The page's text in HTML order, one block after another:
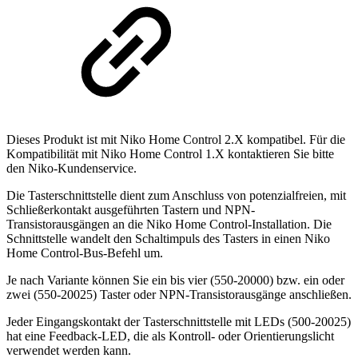
Dieses Produkt ist mit Niko Home Control 2.X kompatibel. Für die
Kompatibilität mit Niko Home Control 1.X kontaktieren Sie bitte
den Niko-Kundenservice.
Die Tasterschnittstelle dient zum Anschluss von potenzialfreien, mit
Schließerkontakt ausgeführten Tastern und NPN-
Transistorausgängen an die Niko Home Control-Installation. Die
Schnittstelle wandelt den Schaltimpuls des Tasters in einen Niko
Home Control-Bus-Befehl um.
Je nach Variante können Sie ein bis vier (550-20000) bzw. ein oder
zwei (550-20025) Taster oder NPN-Transistorausgänge anschließen.
Jeder Eingangskontakt der Tasterschnittstelle mit LEDs (500-20025)
hat eine Feedback-LED, die als Kontroll- oder Orientierungslicht
verwendet werden kann.